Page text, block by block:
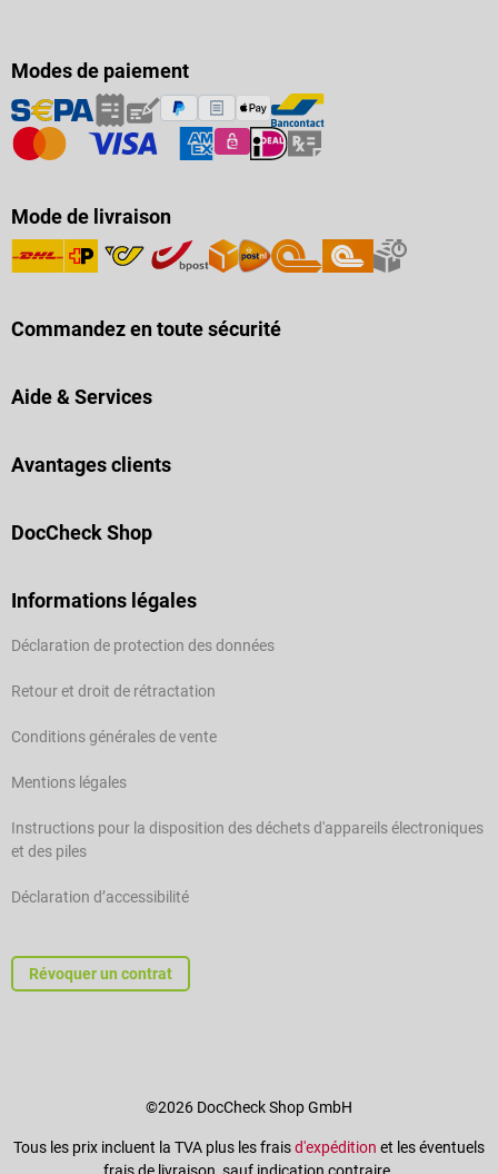
Modes de paiement
Mode de livraison
Commandez en toute sécurité
Aide & Services
Avantages clients
DocCheck Shop
Informations légales
Déclaration de protection des données
Retour et droit de rétractation
Conditions générales de vente
Mentions légales
Instructions pour la disposition des déchets d'appareils électroniques
et des piles
Déclaration d’accessibilité
Révoquer un contrat
©2026 DocCheck Shop GmbH
Tous les prix incluent la TVA plus les fraisd'expédition et les éventuels